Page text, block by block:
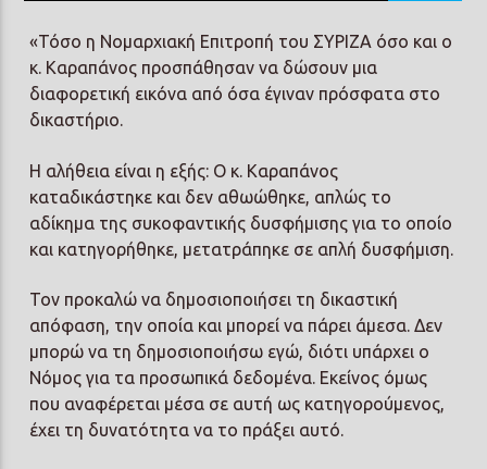
Prisma Radio 90,2
«Τόσο η Νομαρχιακή Επιτροπή του ΣΥΡΙΖΑ όσο και ο
κ. Καραπάνος προσπάθησαν να δώσουν μια
διαφορετική εικόνα από όσα έγιναν πρόσφατα στο
δικαστήριο.
Η αλήθεια είναι η εξής: Ο κ. Καραπάνος
καταδικάστηκε και δεν αθωώθηκε, απλώς το
αδίκημα της συκοφαντικής δυσφήμισης για το οποίο
και κατηγορήθηκε, μετατράπηκε σε απλή δυσφήμιση.
Τον προκαλώ να δημοσιοποιήσει τη δικαστική
απόφαση, την οποία και μπορεί να πάρει άμεσα. Δεν
μπορώ να τη δημοσιοποιήσω εγώ, διότι υπάρχει ο
Νόμος για τα προσωπικά δεδομένα. Εκείνος όμως
που αναφέρεται μέσα σε αυτή ως κατηγορούμενος,
έχει τη δυνατότητα να το πράξει αυτό.